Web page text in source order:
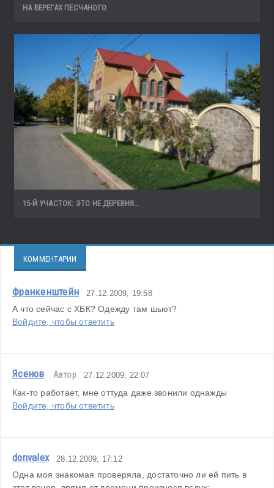
НА БЕРЕГАХ ПЕСЧАНОГО
15-Й УЧАСТОК: ЭТО НЕ ДЕРЕВНЯ…
КОММЕНТАРИИ
Франкенштейн 27.12.2009, 19:58
А что сейчас с ХБК? Одежду там шьют?
Войдите, чтобы ответить
Ясенов Автор 27.12.2009, 22:07
Как-то работает, мне оттуда даже звонили однажды
Войдите, чтобы ответить
donvalex 28.12.2009, 17:12
Одна моя знакомая проверяла, достаточно ли ей пить в